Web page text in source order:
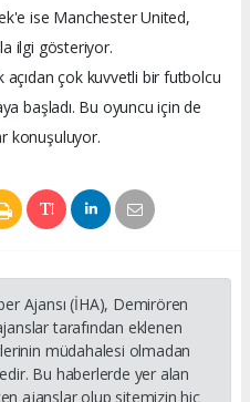
ise Manchester United,
ilgi gösteriyor.
açıdan çok kuvvetli bir futbolcu
başladı. Bu oyuncu için de
konuşuluyor.
Ajansı (İHA), Demirören
tarafından eklenen
müdahalesi olmadan
Bu haberlerde yer alan
ajanslar olup sitemizin hiç